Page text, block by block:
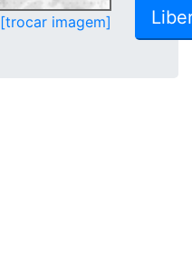
[trocar imagem]